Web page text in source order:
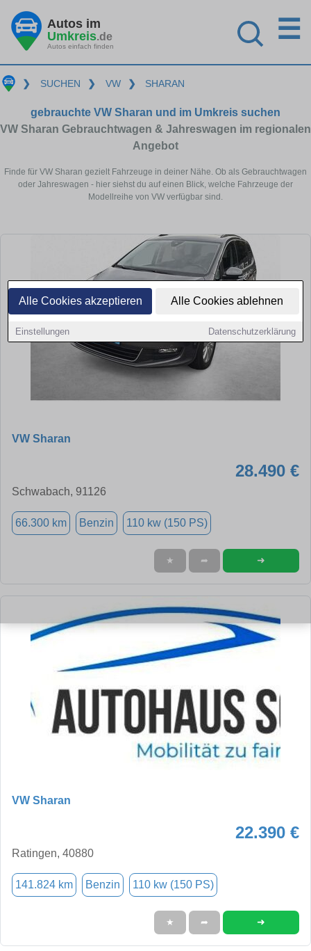
Alle Cookies akzeptieren Alle Cookies ablehnen
Einstellungen Datenschutzerklärung
Autos im
Umkreis.de
Autos einfach finden
☰
❯ SUCHEN ❯ VW ❯ SHARAN
gebrauchte VW Sharan und im Umkreis suchen
VW Sharan Gebrauchtwagen & Jahreswagen im regionalen
Angebot
Finde für VW Sharan gezielt Fahrzeuge in deiner Nähe. Ob als Gebrauchtwagen
oder Jahreswagen - hier siehst du auf einen Blick, welche Fahrzeuge der
Modellreihe von VW verfügbar sind.
VW Sharan
28.490 €
Schwabach, 91126
66.300 km Benzin 110 kw (150 PS)
★ ➦ ➜
VW Sharan
22.390 €
Ratingen, 40880
141.824 km Benzin 110 kw (150 PS)
★ ➦ ➜